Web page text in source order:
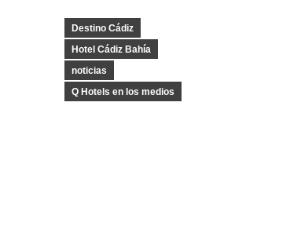
Destino Cádiz
Hotel Cádiz Bahía
noticias
Q Hotels en los medios